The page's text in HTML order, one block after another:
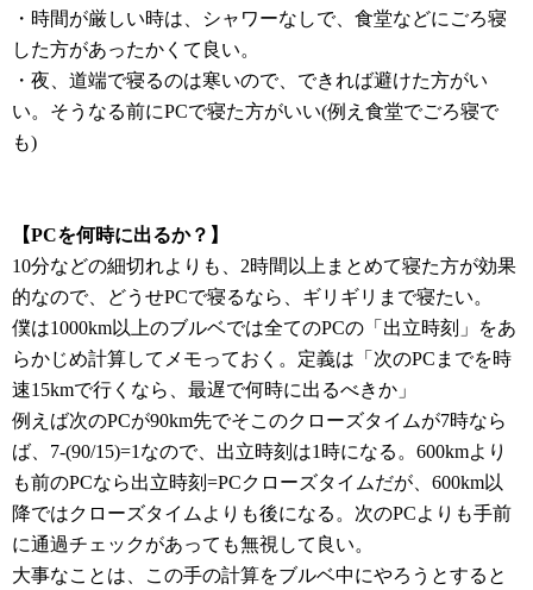
・時間が厳しい時は、シャワーなしで、食堂などにごろ寝
した方があったかくて良い。
・夜、道端で寝るのは寒いので、できれば避けた方がい
い。そうなる前にPCで寝た方がいい(例え食堂でごろ寝で
も)
【PCを何時に出るか？】
10分などの細切れよりも、2時間以上まとめて寝た方が効果
的なので、どうせPCで寝るなら、ギリギリまで寝たい。
僕は1000km以上のブルベでは全てのPCの「出立時刻」をあ
らかじめ計算してメモっておく。定義は「次のPCまでを時
速15kmで行くなら、最遅で何時に出るべきか」
例えば次のPCが90km先でそこのクローズタイムが7時なら
ば、7-(90/15)=1なので、出立時刻は1時になる。600kmより
も前のPCなら出立時刻=PCクローズタイムだが、600km以
降ではクローズタイムよりも後になる。次のPCよりも手前
に通過チェックがあっても無視して良い。
大事なことは、この手の計算をブルベ中にやろうとすると